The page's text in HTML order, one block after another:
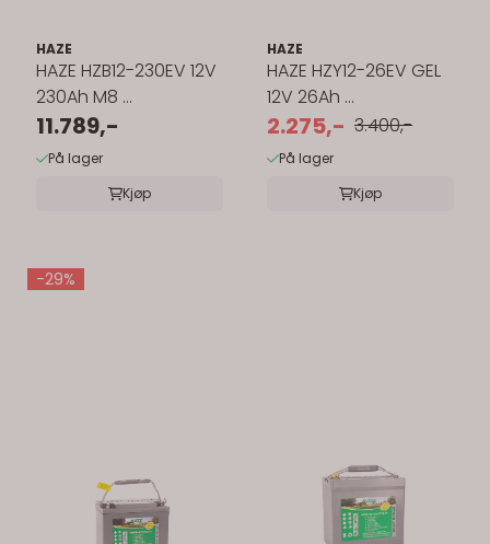
HAZE
HAZE HZB12-230EV 12V
230Ah M8 ...
11.789,-
På lager
Kjøp
HAZE
HAZE HZY12-26EV GEL
12V 26Ah ...
2.275,- 3.400,-
På lager
Kjøp
-29%